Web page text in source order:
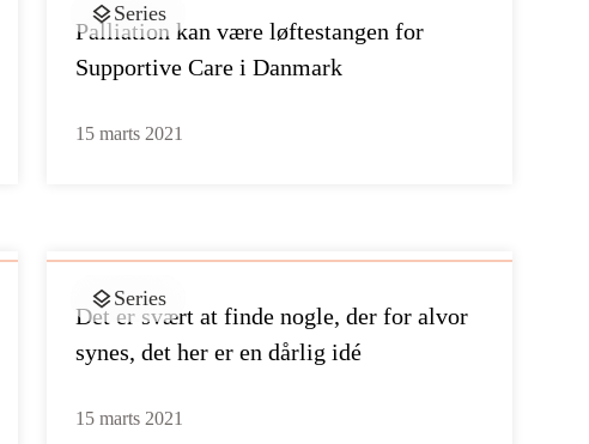
Series
Palliation kan være løftestangen for
Supportive Care i Danmark
15 marts 2021
Series
Det er svært at finde nogle, der for alvor
synes, det her er en dårlig idé
15 marts 2021